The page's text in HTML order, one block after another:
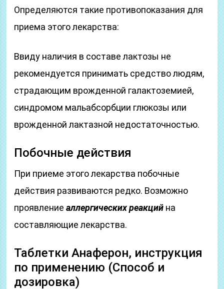
Определяются такие противопоказания для
приема этого лекарства:
Ввиду наличия в составе лактозы не
рекомендуется принимать средство людям,
страдающим врожденной галактоземией,
синдромом мальабсорбции глюкозы или
врожденной лактазной недостаточностью.
Побочные действия
При приеме этого лекарства побочные
действия развиваются редко. Возможно
проявлениеаллергических реакций на
составляющие лекарства.
Таблетки Анаферон, инструкция
по применению (Способ и
дозировка)